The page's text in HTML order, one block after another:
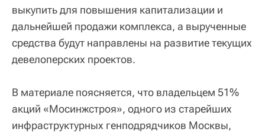
выкупить для повышения капитализации и
дальнейшей продажи комплекса, а вырученные
средства будут направлены на развитие текущих
девелоперских проектов.
В материале поясняется, что владельцем 51%
акций «Мосинжстроя», одного из старейших
инфраструктурных генподрядчиков Москвы,